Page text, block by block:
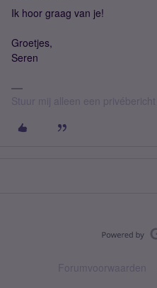
Ik hoor graag van je!
Groetjes,
Seren
Stuur mij alleen een
Forumvoorwaarden